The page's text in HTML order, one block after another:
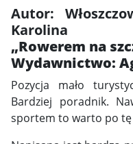
Autor:
Karolina
„Rowerem na
Wydawnictwo:
Pozycja mało
Bardziej poradnik.
sportem to warto po tę